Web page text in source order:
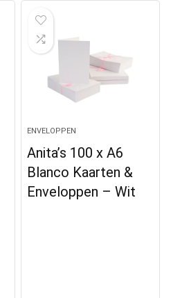
ENVELOPPEN
Anita’s 100 x A6
Blanco Kaarten &
Enveloppen – Wit